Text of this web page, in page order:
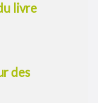
livre
des